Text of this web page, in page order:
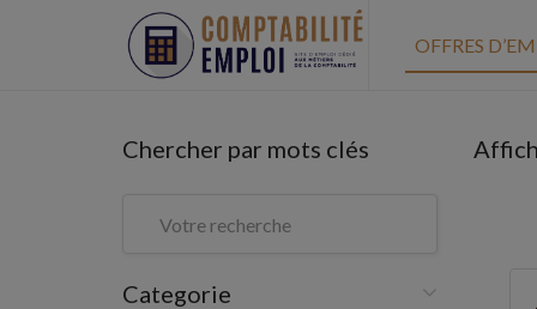
OFFRES
Chercher par mots clés
Categorie